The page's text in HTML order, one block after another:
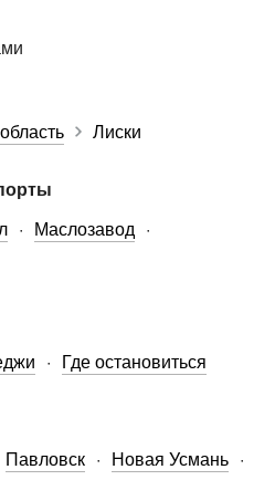
Лиски
Маслозавод
Где остановиться
Павловск
Новая Усмань